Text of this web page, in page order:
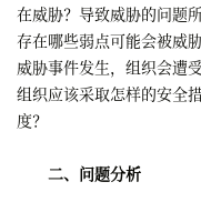
在威胁？导致威胁的问题
存在哪些弱点可能会被威
威胁事件发生，组织会遭
组织应该采取怎样的安全
度？
二、问题分析